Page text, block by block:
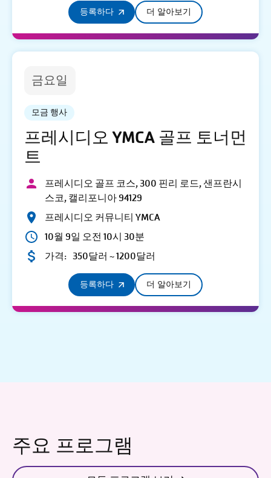
등록하다 더 알아보기
금요일
모금 행사
프레시디오 YMCA 골프 토너먼
트
프레시디오 골프 코스, 300 핀리 로드, 샌프란시
스코, 캘리포니아 94129
프레시디오 커뮤니티 YMCA
10월 9일 오전 10시 30분
가격: 350달러 ~ 1200달러
등록하다 더 알아보기
주요 프로그램